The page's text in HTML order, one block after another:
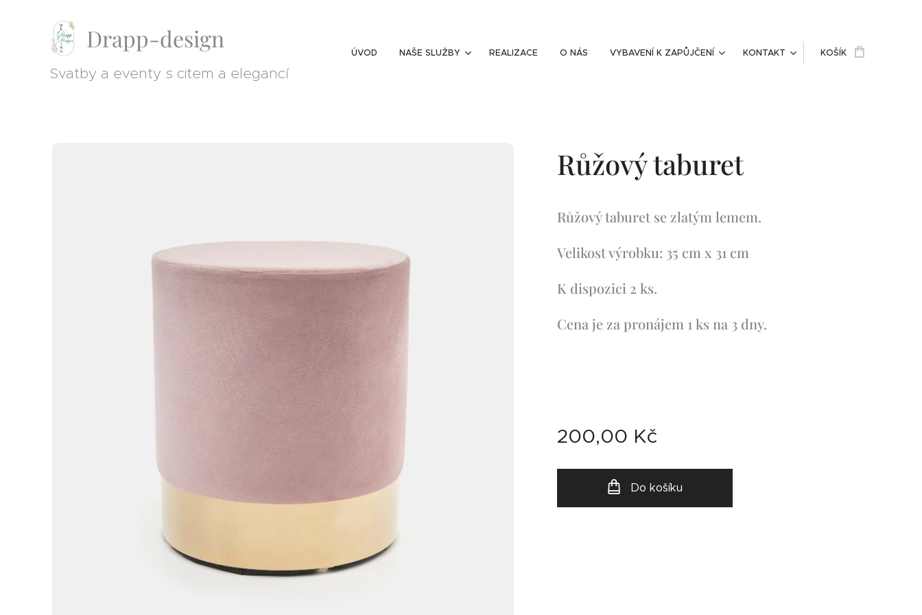
Drapp-design
Svatby a eventy s citem a elegancí
ÚVOD NAŠE SLUŽBY REALIZACE O NÁS VYBAVENÍ K ZAPŮJČENÍ KONTAKT KOŠÍK
Růžový taburet
Růžový taburet se zlatým lemem.
Velikost výrobku: 35 cm x 31 cm
K dispozici 2 ks.
Cena je za pronájem 1 ks na 3 dny.
200,00 Kč
Do košíku